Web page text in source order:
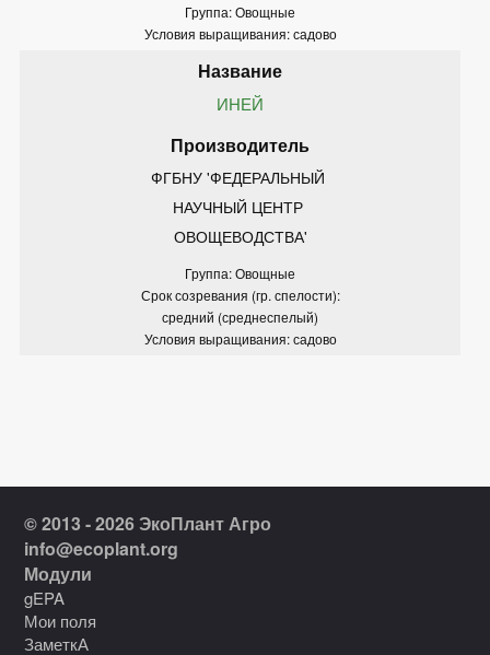
Группа: Овощные
Условия выращивания: садово
ИНЕЙ
ФГБНУ 'ФЕДЕРАЛЬНЫЙ
НАУЧНЫЙ ЦЕНТР
ОВОЩЕВОДСТВА'
Группа: Овощные
Срок созревания (гр. спелости):
средний (среднеспелый)
Условия выращивания: садово
© 2013 - 2026 ЭкоПлант Агро
info@ecoplant.org
Модули
gEPA
Мои поля
ЗаметкА